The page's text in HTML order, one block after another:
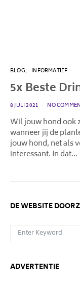
BLOG INFORMATIEF
5x Beste
POSTED
8 JULI 2021 NO
Wil jouw hond ook
wanneer jij de
jouw hond, net als
interessant. In dat…
DE WEBSITE
SEARCH FOR:
ADVERTENTIE